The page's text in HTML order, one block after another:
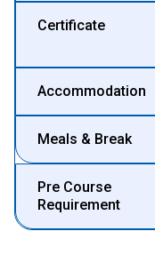
Certificate
Accommodation
Meals & Break
Pre Course
Requirement